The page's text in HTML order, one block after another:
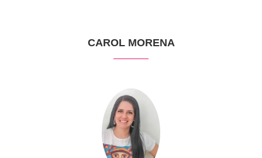
CAROL MORENA